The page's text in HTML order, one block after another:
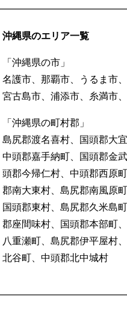
沖縄県のエリア一覧
「沖縄県の市」
名護市、那覇市、うるま市
宮古島市、浦添市、糸満市
「沖縄県の町村郡」
島尻郡渡名喜村、国頭郡大
中頭郡嘉手納町、国頭郡金
頭郡今帰仁村、中頭郡西原
郡南大東村、島尻郡南風原
国頭郡東村、島尻郡久米島
郡座間味村、国頭郡本部町
八重瀬町、島尻郡伊平屋村
北谷町、中頭郡北中城村